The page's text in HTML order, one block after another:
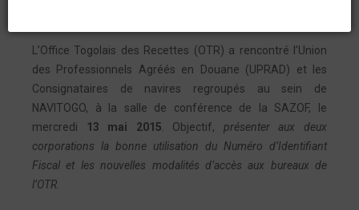
L’Office Togolais des Recettes (OTR) a rencontré l’Union
des Professionnels Agréés en Douane (UPRAD) et les
Consignataires de navires regroupés au sein de
NAVITOGO, à la salle de conférence de la SAZOF, le
mercredi
13 mai 2015. Objectif, présenter aux deux
corporations la bonne utilisation du Numéro d’Identifiant
Fiscal et les nouvelles modalités d’accès aux bureaux de
l’OTR.